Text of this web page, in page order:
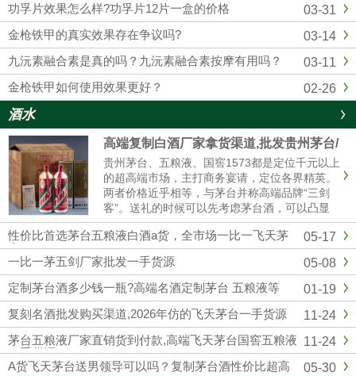
03-31
功孚片效果怎么样?功孚片12片一盒的价格
03-14
金枪铁甲的真实效果存在争议吗?
03-11
九沅素融合素是真的吗？九沅素融合素按摩有用吗？
02-26
金枪铁甲如何使用效果更好？
酒水
高端复制白酒厂家拿货渠道,批发贵州茅台/
五粮液/剑南春/国窖1573
贵州茅台、五粮液、国窖1573都是定位千元以上
的超高端市场，主打商务宴请，定位各界精英。
两者价格近乎相等，与茅台并称高端品牌“三剑
客”。送礼的时候可以先考虑茅台酒，可以凸显
我们的诚意；如果资金实力较弱，首选五粮液和
国窖1573，性价比相对较高的。然后联系我们厂
家订购，我们也是一手货源渠道，价格可以说是
市场最低。
05-17
性价比首选茅台五粮液白酒a货，全市场一比一飞天茅
台
05-08
一比一茅五剑厂家批发一手货源
01-19
定制茅台酒多少钱一瓶?高端名酒定制茅台 五粮液等
11-24
复刻名酒批发购买渠道,2026年仿的飞天茅台一手货源
11-24
茅台五粮液厂家直销货到付款,高端飞天茅台国窖五粮液
一手货源
05-30
A货飞天茅台送男领导可以吗？复制茅台酒性价比超高